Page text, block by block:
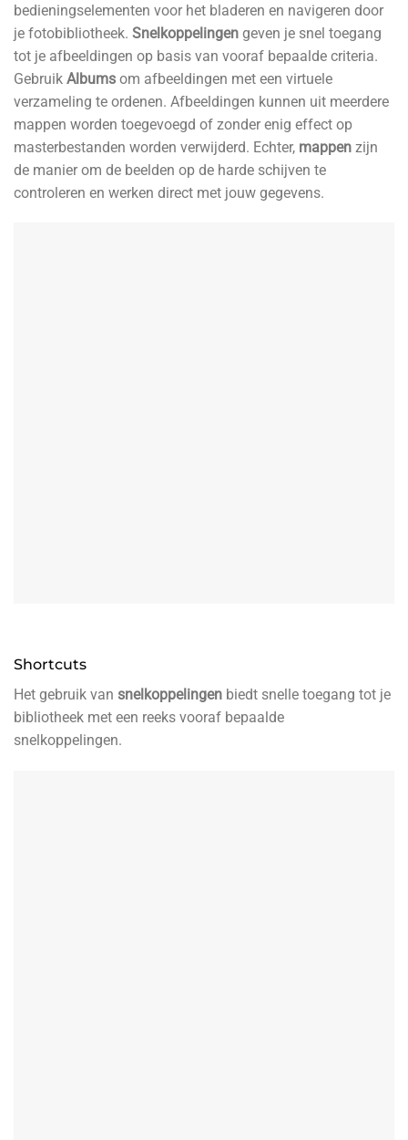
bedieningselementen voor het bladeren en navigeren door
je fotobibliotheek. Snelkoppelingen geven je snel toegang
tot je afbeeldingen op basis van vooraf bepaalde criteria.
Gebruik Albums om afbeeldingen met een virtuele
verzameling te ordenen. Afbeeldingen kunnen uit meerdere
mappen worden toegevoegd of zonder enig effect op
masterbestanden worden verwijderd. Echter, mappen zijn
de manier om de beelden op de harde schijven te
controleren en werken direct met jouw gegevens.
Shortcuts
Het gebruik van snelkoppelingen biedt snelle toegang tot je
bibliotheek met een reeks vooraf bepaalde
snelkoppelingen.